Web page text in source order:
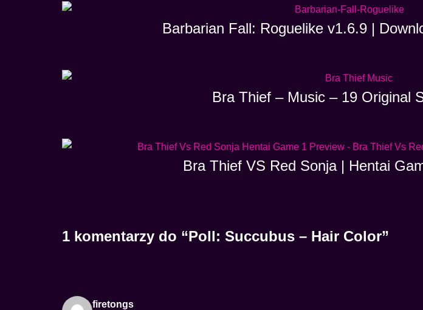
Barbarian Fall: Roguelike v1.6.9 |
Bra Thief – Music – 19 Original
Bra Thief VS Red Sonja | Hentai
1 komentarzy do “Poll: Succubus – Hair Color”
firetongs